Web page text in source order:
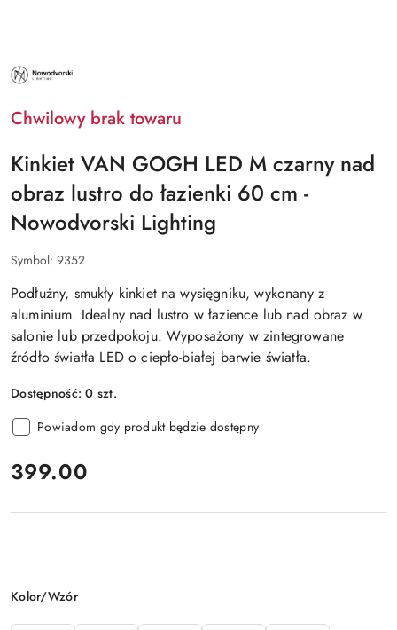
NAZWA
PRODUCENTA:
LIGHTING
Chwilowy brak towaru
Kinkiet VAN GOGH LED M czarny nad
obraz lustro do łazienki 60 cm -
Nowodvorski Lighting
Symbol: 9352
Podłużny, smukły kinkiet na wysięgniku, wykonany z
aluminium. Idealny nad lustro w łazience lub nad obraz w
salonie lub przedpokoju. Wyposażony w zintegrowane
źródło światła LED o ciepło-białej barwie światła.
Dostępność:0 szt.
Powiadom gdy produkt będzie dostępny
cena:
399.00
Wariant
Kolor/Wzór